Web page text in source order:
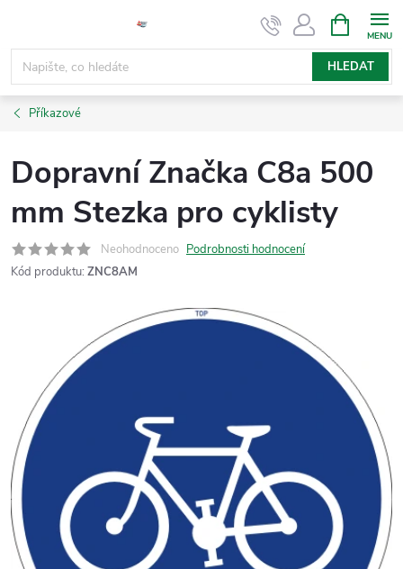
obsah
HLEDAT
NÁKUPNÍ
KOŠÍK
Příkazové
Dopravní Značka C8a 500
mm Stezka pro cyklisty
Neohodnoceno Podrobnosti hodnocení
Kód produktu: ZNC8AM